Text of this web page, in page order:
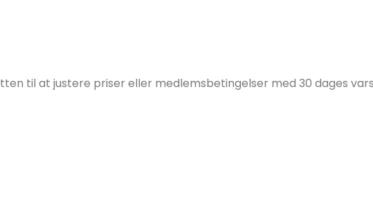
til at justere priser eller medlemsbetingelser med 30 dages